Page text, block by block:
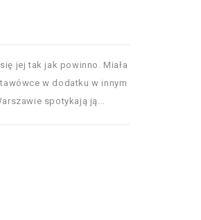
jej tak jak powinno. Miała
w dodatku w innym
spotykają ją...